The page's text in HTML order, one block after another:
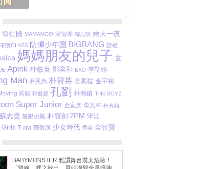
徐仁國 MAMAMOO 宋智孝 韓志旼 兩天一夜
院CLASS 防彈少年團 BIGBANG 趙權
媽媽朋友的兒子 玄
Apink 朴敏英 鄭容和 EXO 李聖經
Man 尹恩惠 朴寶英 姜素拉 金宇彬
異能 韓藝瑟 孔劉 朴海鎮 THE BOYZ
Super Junior 金宣虎 李光洙 林秀晶
志燮 無限挑戰 朴寶劍 2PM 宋江
T-ara 鄭敬淏 少女時代 秀英 全智賢
BABYMONSTER 雅譞舞台裝太危險！